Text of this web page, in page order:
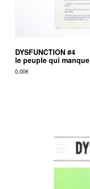
DYSFUNCTION #4
le peuple qui manque
0,00€